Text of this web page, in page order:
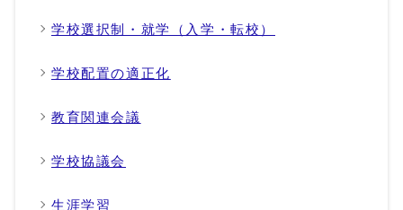
学校選択制・就学（入学・転校）
学校配置の適正化
教育関連会議
学校協議会
生涯学習